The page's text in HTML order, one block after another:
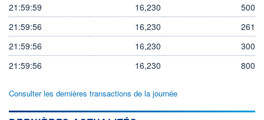
21:59:59
16,230
500
21:59:56
16,230
261
21:59:56
16,230
300
21:59:56
16,230 800
Consulter les dernières transactions de la journée